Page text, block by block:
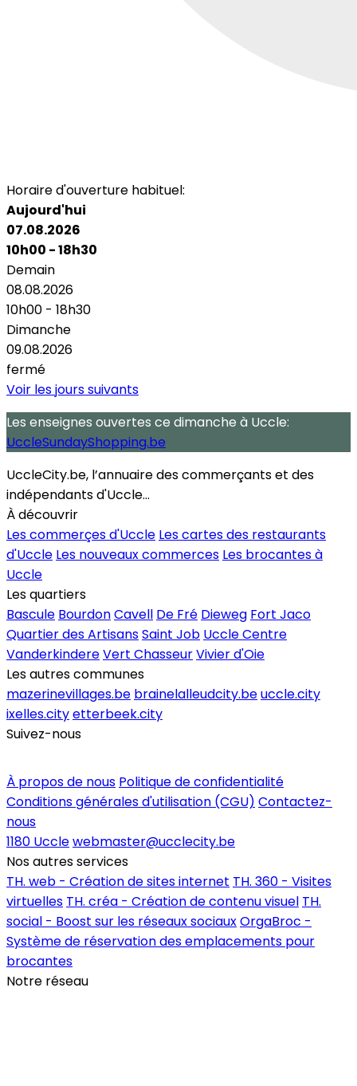
Horaire d'ouverture habituel:
Aujourd'hui
07.08.2026
10h00 - 18h30
Demain
08.08.2026
10h00 - 18h30
Dimanche
09.08.2026
fermé
Voir les jours suivants
Les enseignes ouvertes ce dimanche à Uccle:
UccleSundayShopping.be
UccleCity.be, l’annuaire des commerçants et des
indépendants d'Uccle...
À découvrir
Les commerçes d'Uccle Les cartes des restaurants
d'Uccle Les nouveaux commerces Les brocantes à
Uccle
Les quartiers
Bascule BourdonCavell De Fré Dieweg Fort Jaco
Quartier des ArtisansSaint Job Uccle Centre
VanderkindereVert ChasseurVivier d'Oie
Les autres communes
mazerinevillages.be brainelalleudcity.beuccle.city
ixelles.cityetterbeek.city
Suivez-nous
À propos de nous Politique de confidentialité
Conditions générales d'utilisation (CGU) Contactez-
nous
1180 Ucclewebmaster@ucclecity.be
Nos autres services
TH. web - Création de sites internet TH. 360 - Visites
virtuelles TH. créa - Création de contenu visuel TH.
social - Boost sur les réseaux sociauxOrgaBroc -
Système de réservation des emplacements pour
brocantes
Notre réseau